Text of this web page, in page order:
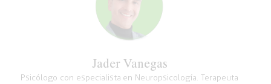
Jader Vanegas
Psicólogo con especialista en Neuropsicología. Terapeuta